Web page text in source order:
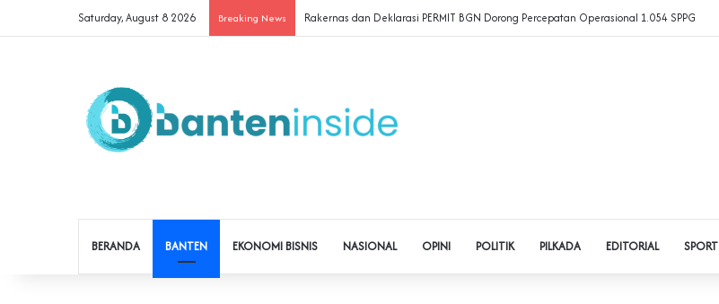
Saturday, August 8 2026 Breaking News Rakernas dan Deklarasi PERMIT BGN Dorong Percepatan Operasional 1.054 SPPG
BERANDA BANTEN EKONOMI BISNIS NASIONAL OPINI POLITIK PILKADA EDITORIAL SPORT